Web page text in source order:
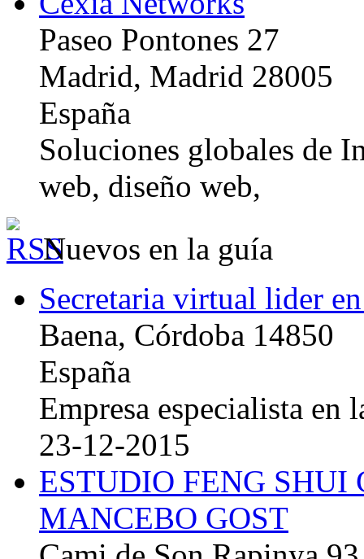
Paseo Pontones 27
Madrid, Madrid 28005
España
Soluciones globales de
web, diseño web,
Nuevos en la guía
Secretaria virtual lider
Baena, Córdoba 14850
España
Empresa especialista en
23-12-2015
ESTUDIO FENG
MANCEBO GOST